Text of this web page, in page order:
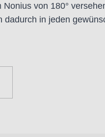
von 180°
dadurch in jeden